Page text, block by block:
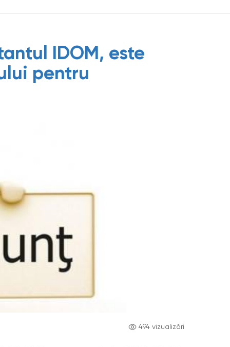
IDOM, este
pentru
494 vizualizări